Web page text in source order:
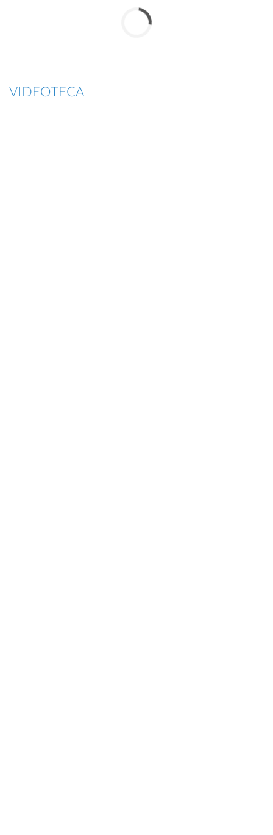
VIDEOTECA